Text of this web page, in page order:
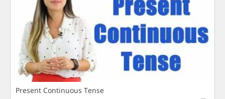
Present Continuous Tense